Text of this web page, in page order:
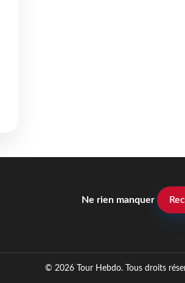
Ne rien manquer
© 2026 Tour Hebdo. Tous droits